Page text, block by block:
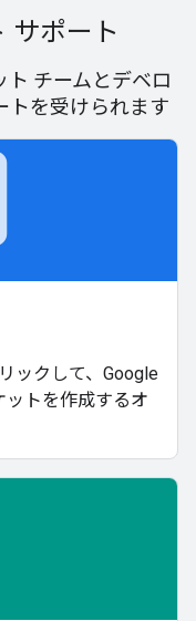
サポート
ト チームとデベロ
トを受けられます
ックして、Google
ットを作成するオ